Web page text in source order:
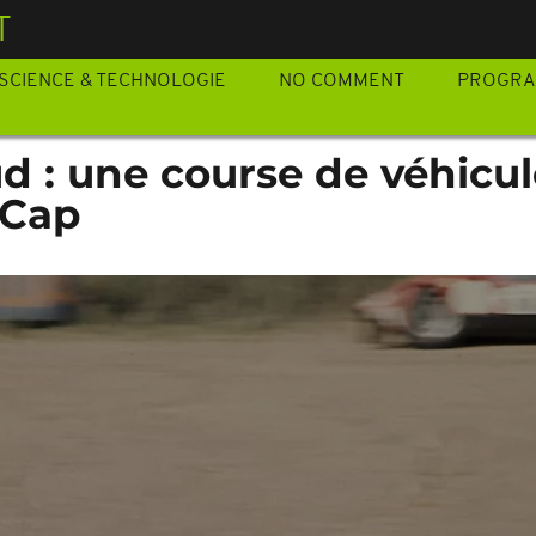
SCIENCE & TECHNOLOGIE NO COMMENT
: une course de